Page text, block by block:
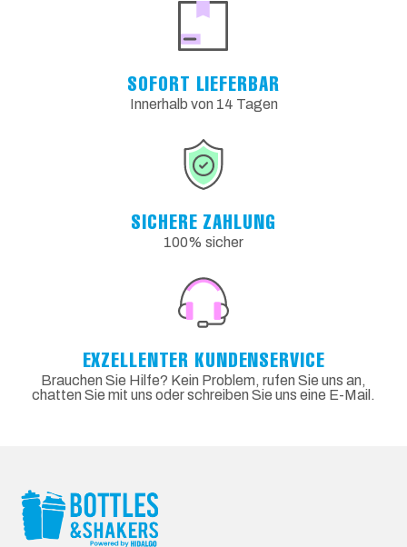
SOFORT LIEFERBAR
Innerhalb von 14 Tagen
SICHERE ZAHLUNG
100% sicher
EXZELLENTER KUNDENSERVICE
Brauchen Sie Hilfe? Kein Problem, rufen Sie uns an,
chatten Sie mit uns oder schreiben Sie uns eine E-Mail.